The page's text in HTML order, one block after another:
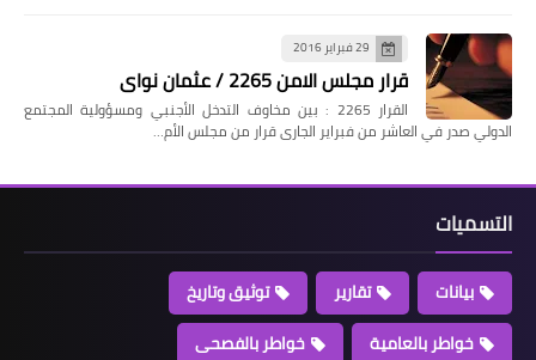
29 فبراير 2016
قرار مجلس الامن 2265 / عثمان نواى
القرار 2265 : بين مخاوف التدخل الأجنبي ومسؤولية المجتمع
الدولي صدر في العاشر من فبراير الجارى قرار من مجلس الأم…
التسميات
بيانات تقارير
توثيق وتاريخ
خواطر بالعامية
خواطر بالفصحى